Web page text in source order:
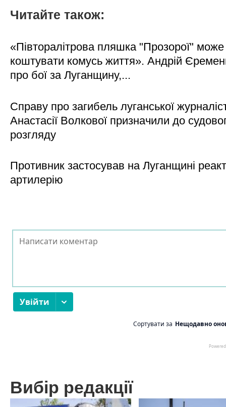
Читайте також:
«Півторалітрова пляшка "Прозорої" може
коштувати комусь життя». Андрій
про бої за Луганщину,...
Справу про загибель луганської
Анастасії Волкової призначили до
розгляду
Противник застосував на Луганщині
артилерію
Вибір редакції